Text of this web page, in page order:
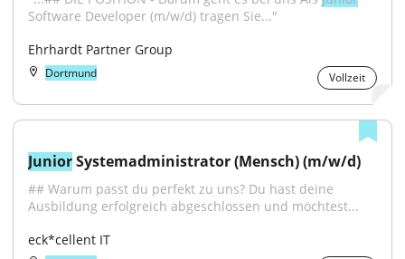
Software Developer (m/w/d) tragen Sie..."
Ehrhardt Partner Group
Dortmund Vollzeit
Junior Systemadministrator (Mensch) (m/w/d)
## Warum passt du perfekt zu uns? Du hast deine
Ausbildung erfolgreich abgeschlossen und möchtest...
eck*cellent IT